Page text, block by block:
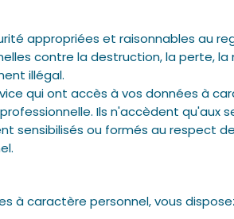
appropriées et raisonnables au
contre la destruction, la perte,
illégal.
qui ont accès à vos données à
Ils n'accèdent qu'aux
sensibilisés ou formés au respect
à caractère personnel, vous